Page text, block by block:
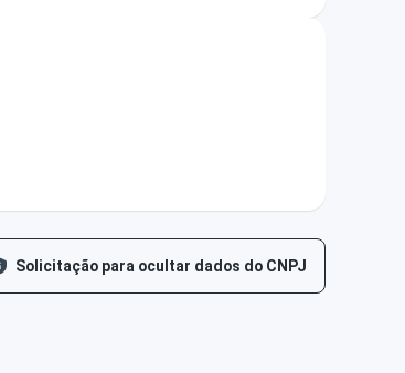
Solicitação para ocultar dados do CNPJ